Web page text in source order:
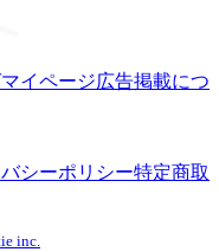
マイページ広告掲載につ
シーポリシー特定商取
inc.